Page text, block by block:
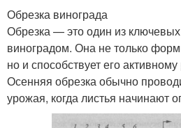
Обрезка винограда
Обрезка — это один из
виноградом. Она не только
но и способствует его
Осенняя обрезка обычно
урожая, когда листья начинают